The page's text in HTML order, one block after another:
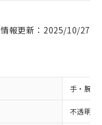
情報更新：2025/10/27
手・腕検
不透明体